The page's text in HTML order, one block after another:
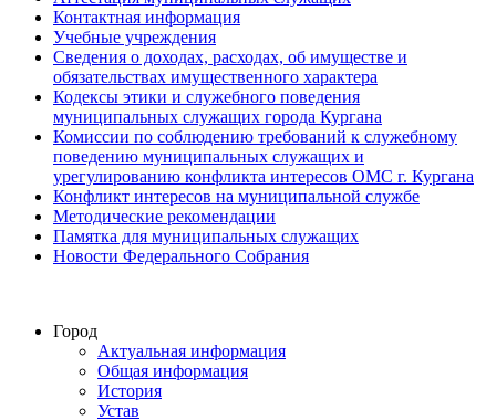
Контактная информация
Учебные учреждения
Сведения о доходах, расходах, об имуществе и
обязательствах имущественного характера
Кодексы этики и служебного поведения
муниципальных служащих города Кургана
Комиссии по соблюдению требований к служебному
поведению муниципальных служащих и
урегулированию конфликта интересов ОМС г. Кургана
Конфликт интересов на муниципальной службе
Методические рекомендации
Памятка для муниципальных служащих
Новости Федерального Cобрания
Город
Актуальная информация
Общая информация
История
Устав